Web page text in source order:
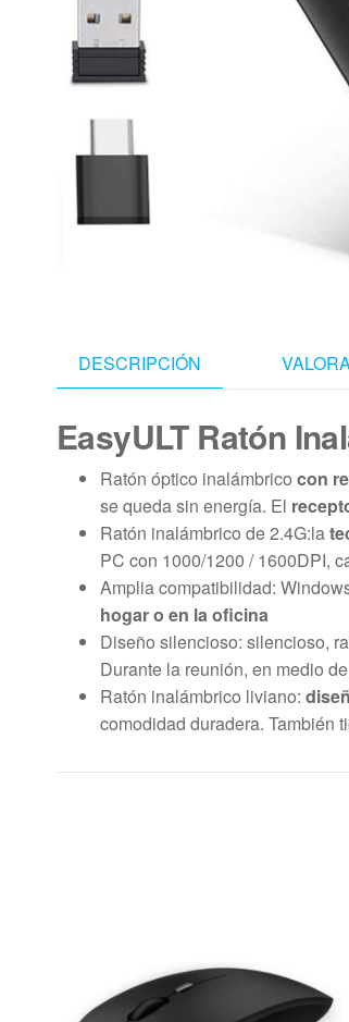
DESCRIPCIÓN
EasyULT Ratón
Ratón óptico inalámbrico con
se queda sin energía. El
Ratón inalámbrico de 2.4G:la
PC con 1000/1200 / 1600DPI,
Amplia compatibilidad:
hogar o en la oficina
Diseño silencioso: silencioso,
Durante la reunión, en medio
Ratón inalámbrico liviano:
comodidad duradera. También